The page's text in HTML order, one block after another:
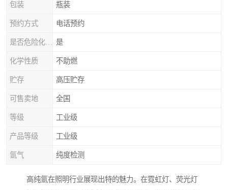
包装 瓶装
预约方式 电话预约
是
化学性质 不助燃
贮存 高压贮存
可售卖地 全国
等级 工业级
产品等级 工业级
氩气 纯度检测
高纯氩在照明行业展现出特的魅力。在霓虹灯、荧光灯